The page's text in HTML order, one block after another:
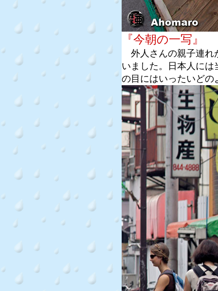
『今朝の一写』
外人さんの親子連れ
いました。日本人に
の目にはいったいどの